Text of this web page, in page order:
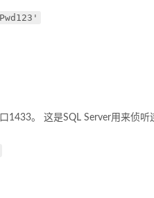
。 这是SQL Server用来侦听